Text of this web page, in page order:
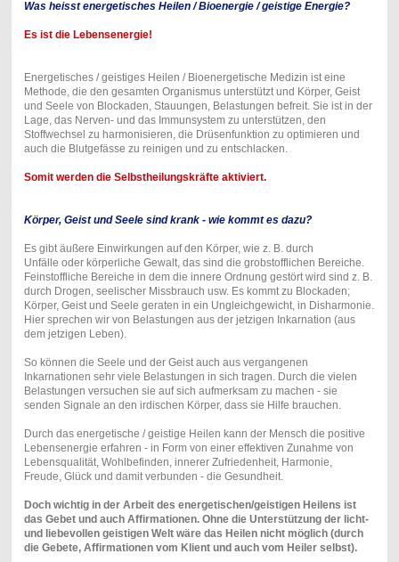
Was heisst energetisches Heilen / Bioenergie / geistige Energie?
Es ist die Lebensenergie!
Energetisches / geistiges Heilen / Bioenergetische Medizin ist eine
Methode, die den gesamten Organismus unterstützt und Körper, Geist
und Seele von Blockaden, Stauungen, Belastungen befreit. Sie ist in der
Lage, das Nerven- und das Immunsystem zu unterstützen, den
Stoffwechsel zu harmonisieren, die Drüsenfunktion zu optimieren und
auch die Blutgefässe zu reinigen und zu entschlacken.
Somit werden die Selbstheilungskräfte aktiviert.
Körper, Geist und Seele sind krank - wie kommt es dazu?
Es gibt äußere Einwirkungen auf den Körper, wie z. B. durch
Unfälle oder körperliche Gewalt, das sind die grobstofflichen Bereiche.
Feinstoffliche Bereiche in dem die innere Ordnung gestört wird sind z. B.
durch Drogen, seelischer Missbrauch usw. Es kommt zu Blockaden;
Körper, Geist und Seele geraten in ein Ungleichgewicht, in Disharmonie.
Hier sprechen wir von Belastungen aus der jetzigen Inkarnation (aus
dem jetzigen Leben).
So können die Seele und der Geist auch aus vergangenen
Inkarnationen sehr viele Belastungen in sich tragen. Durch die vielen
Belastungen versuchen sie auf sich aufmerksam zu machen - sie
senden Signale an den irdischen Körper, dass sie Hilfe brauchen.
Durch das energetische / geistige Heilen kann der Mensch die positive
Lebensenergie erfahren - in Form von einer effektiven Zunahme von
Lebensqualität, Wohlbefinden, innerer Zufriedenheit, Harmonie,
Freude, Glück und damit verbunden - die Gesundheit.
Doch wichtig in der Arbeit des energetischen/geistigen Heilens ist
das Gebet und auch Affirmationen. Ohne die Unterstützung der licht-
und liebevollen geistigen Welt wäre das Heilen nicht möglich (durch
die Gebete, Affirmationen vom Klient und auch vom Heiler selbst).